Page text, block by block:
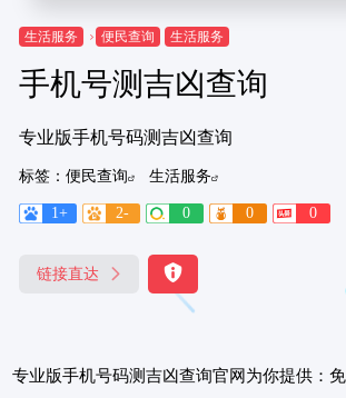
生活服务 便民查询 生活服务
手机号测吉凶查询
专业版手机号码测吉凶查询
标签： 便民查询 生活服务
1+ 2- 0 0 0
链接直达
专业版手机号码测吉凶查询官网为你提供：